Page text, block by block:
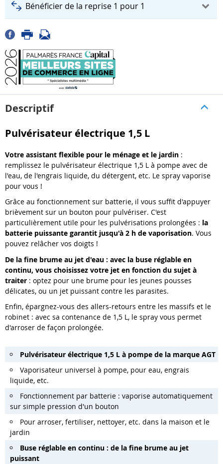
Bénéficier de la reprise 1 pour 1
Descriptif
Pulvérisateur électrique 1,5 L
Votre assistant flexible pour le ménage et le jardin :
remplissez le pulvérisateur électrique 1,5 L à pompe avec de
l'eau, de l'engrais liquide, du détergent, etc. Le spray vaporise
pour vous !
Grâce au fonctionnement sur batterie, il vous suffit d'appuyer
brièvement sur un bouton pour pulvériser. C'est
particulièrement utile pour les pulvérisations prolongées : la
batterie puissante garantit jusqu'à 2 h de vaporisation. Vous
pouvez relâcher vos doigts !
De la fine brume au jet d'eau : avec la buse réglable en
continu, vous choisissez votre jet en fonction du sujet à
traiter : optez pour une brume pour les jeunes pousses
délicates, ou un jet puissant contre les parasites.
Enfin, épargnez-vous des allers-retours entre les massifs et le
robinet : avec sa contenance de 1,5 L, le spray vous permet
d'arroser de façon prolongée.
Pulvérisateur électrique 1,5 L à pompe de la marque AGT
Vaporisateur universel à pompe, pour eau, engrais
liquide, etc.
Fonctionnement par batterie : vaporise automatiquement
sur simple pression d'un bouton
Pour arroser, fertiliser, nettoyer, etc. dans la maison et le
jardin
Buse réglable en continu : de la fine brume au jet
puissant